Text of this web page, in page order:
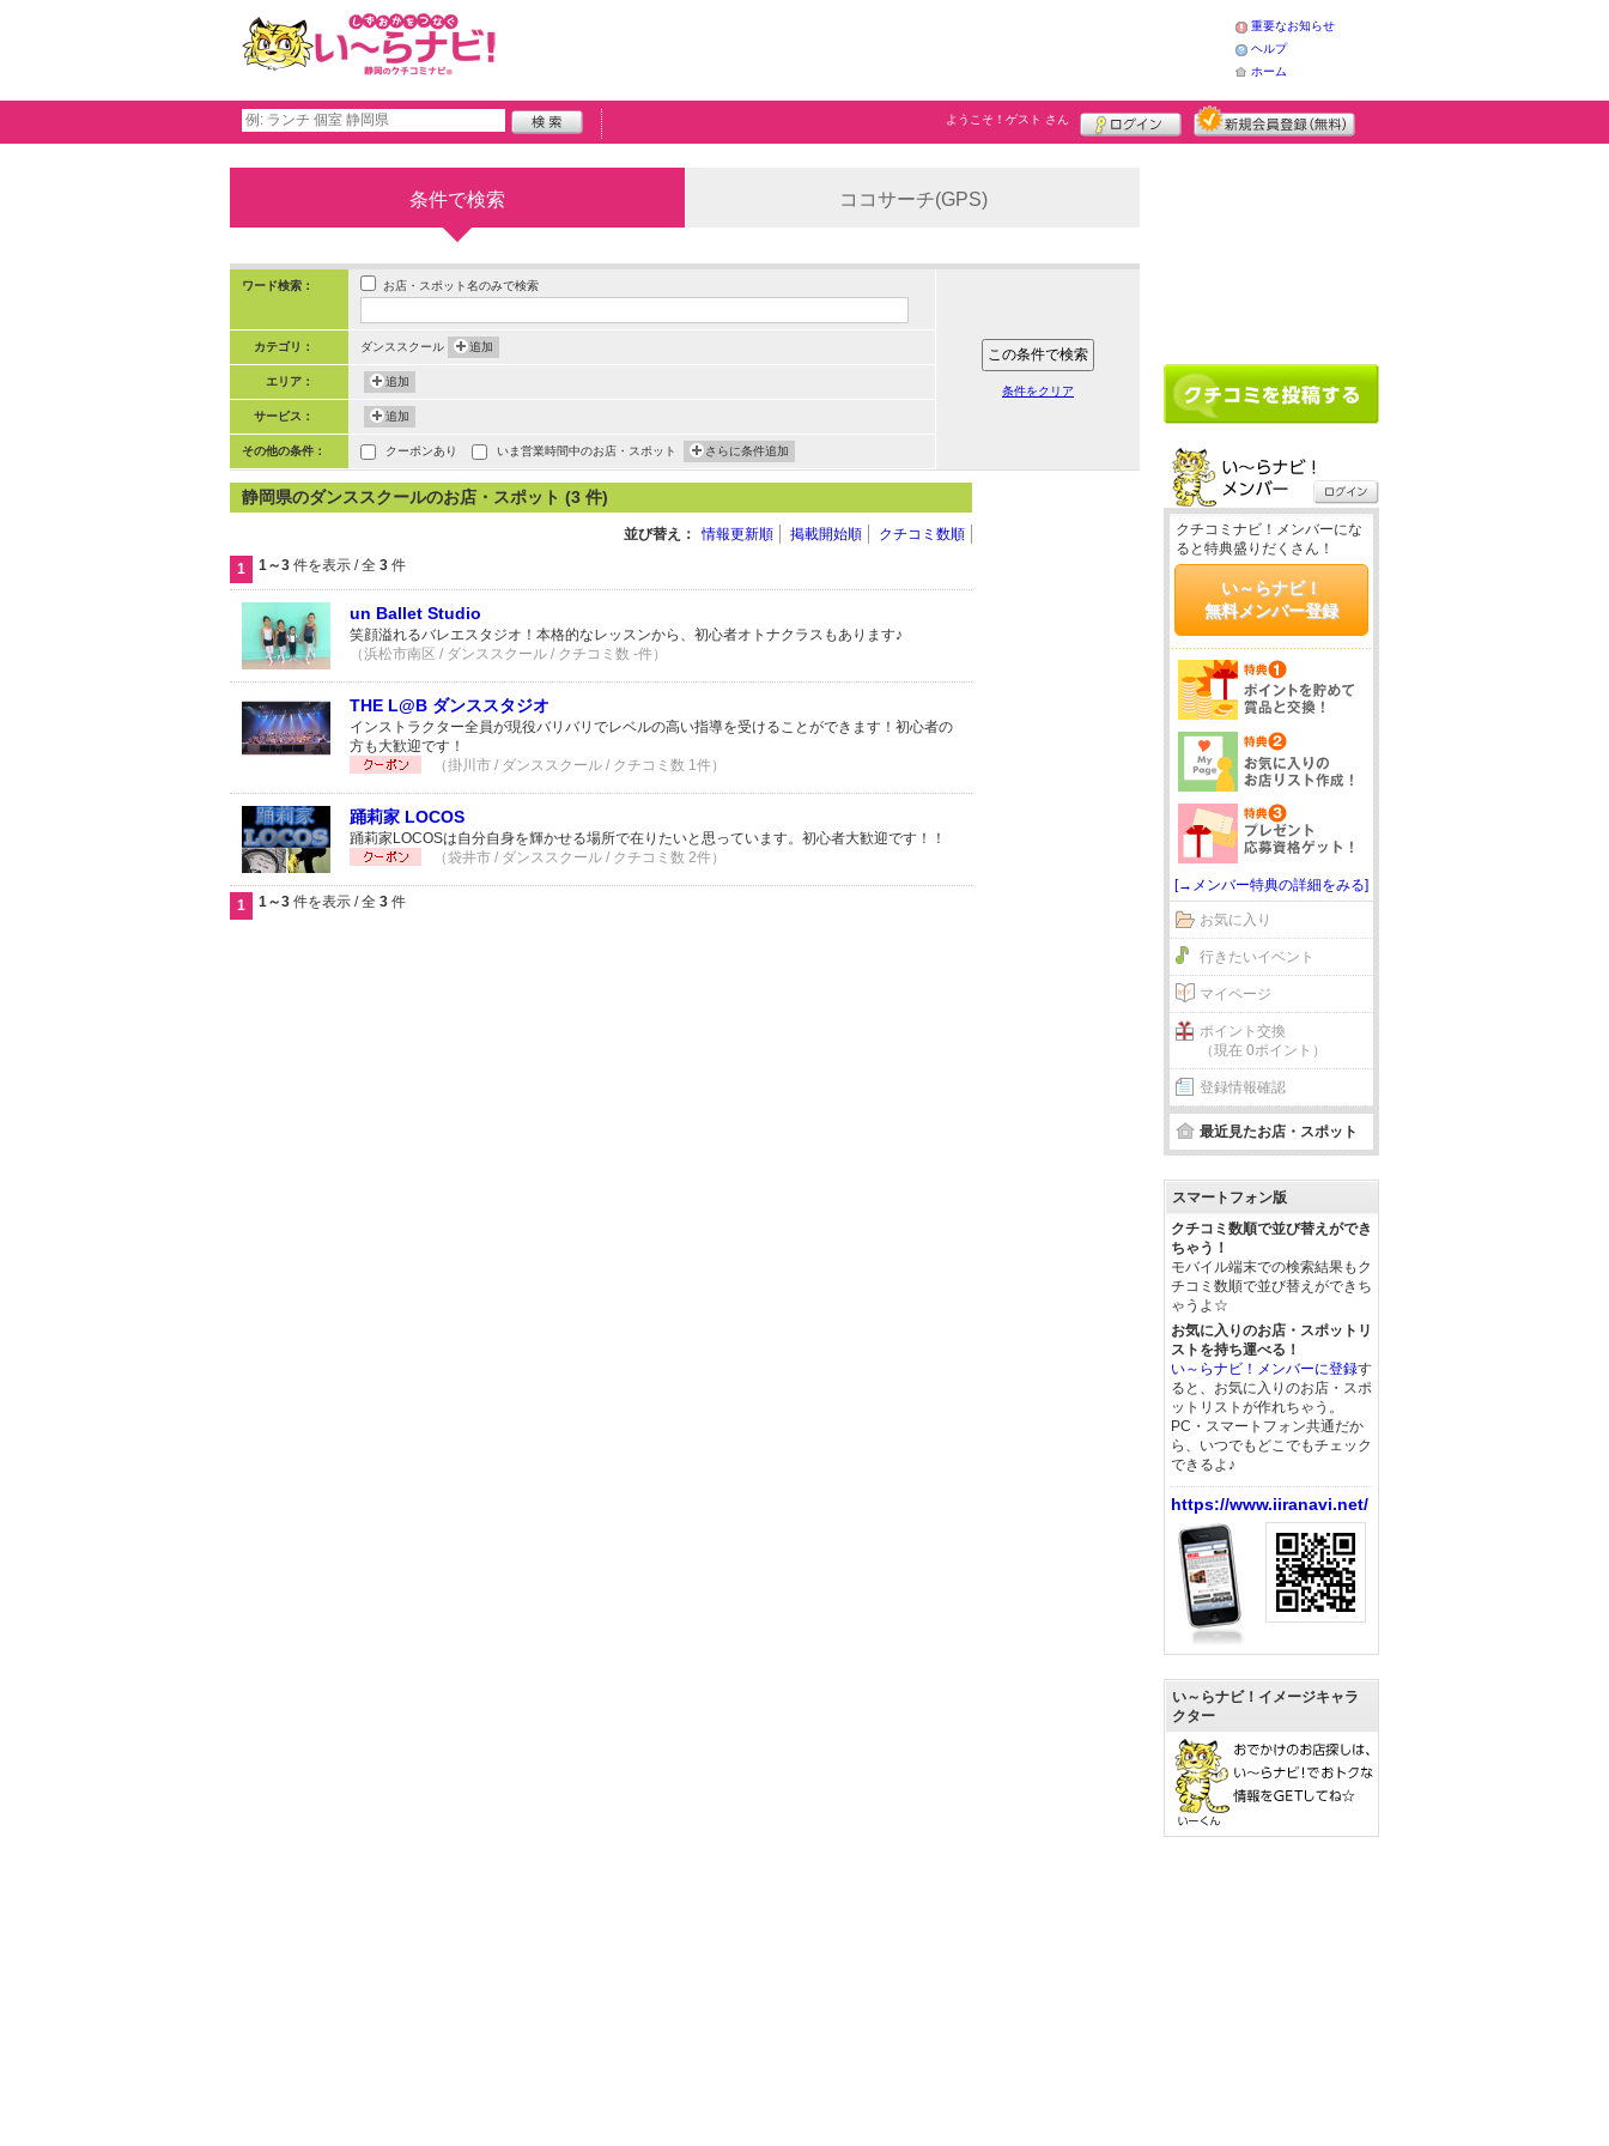
重要なお知らせ
ヘルプ
ホーム
ようこそ！ ゲスト さん
条件で検索 ココサーチ(GPS)
ワード検索： お店・スポット名のみで検索
カテゴリ： ダンススクール 追加
エリア： 追加
サービス： 追加
その他の条件： クーポンあり いま営業時間中のお店・スポット さらに条件追加
条件をクリア
静岡県のダンススクールのお店・スポット (3 件)
並び替え： 情報更新順 掲載開始順 クチコミ数順
1 1～3 件を表示 / 全 3 件
un Ballet Studio
笑顔溢れるバレエスタジオ！本格的なレッスンから、初心者オトナクラスもあります♪
（浜松市南区 / ダンススクール / クチコミ数 -件）
THE L@B ダンススタジオ
インストラクター全員が現役バリバリでレベルの高い指導を受けることができます！初心者の
方も大歓迎です！
（掛川市 / ダンススクール / クチコミ数 1件）
踊莉家 LOCOS
踊莉家LOCOSは自分自身を輝かせる場所で在りたいと思っています。初心者大歓迎です！！
（袋井市 / ダンススクール / クチコミ数 2件）
1 1～3 件を表示 / 全 3 件
クチコミナビ！メンバーにな
ると特典盛りだくさん！
い～らナビ！
無料メンバー登録
[→メンバー特典の詳細をみる]
お気に入り
行きたいイベント
マイページ
ポイント交換
（現在 0ポイント）
登録情報確認
最近見たお店・スポット
スマートフォン版
クチコミ数順で並び替えができ
ちゃう！
モバイル端末での検索結果もク
チコミ数順で並び替えができち
ゃうよ☆
お気に入りのお店・スポットリ
ストを持ち運べる！
い～らナビ！メンバーに登録す
ると、お気に入りのお店・スポ
ットリストが作れちゃう。
PC・スマートフォン共通だか
ら、いつでもどこでもチェック
できるよ♪
https://www.iiranavi.net/
い～らナビ！イメージキャラ
クター